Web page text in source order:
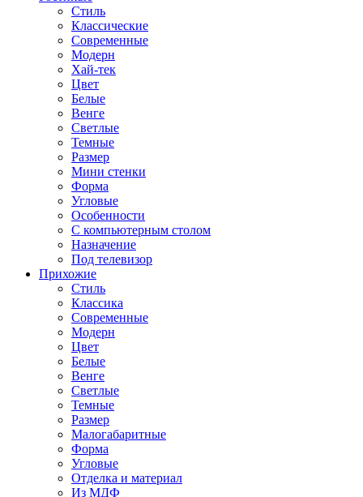
Стиль
Классические
Современные
Модерн
Хай-тек
Цвет
Белые
Венге
Светлые
Темные
Размер
Мини стенки
Форма
Угловые
Особенности
С компьютерным столом
Назначение
Под телевизор
Прихожие
Стиль
Классика
Современные
Модерн
Цвет
Белые
Венге
Светлые
Темные
Размер
Малогабаритные
Форма
Угловые
Отделка и материал
Из МДФ